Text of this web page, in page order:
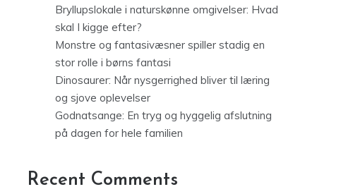
Bryllupslokale i naturskønne omgivelser: Hvad
skal I kigge efter?
Monstre og fantasivæsner spiller stadig en
stor rolle i børns fantasi
Dinosaurer: Når nysgerrighed bliver til læring
og sjove oplevelser
Godnatsange: En tryg og hyggelig afslutning
på dagen for hele familien
Recent Comments